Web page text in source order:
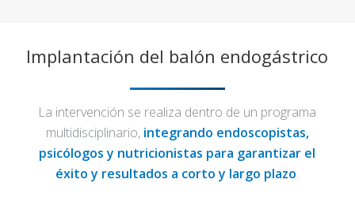
Implantación del balón endogástrico
La intervención se realiza dentro de un programa
multidisciplinario, integrando endoscopistas,
psicólogos y nutricionistas para garantizar el
éxito y resultados a corto y largo plazo.